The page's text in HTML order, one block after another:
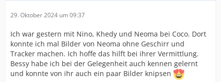
29. Oktober 2024 um 09:37
Ich war gestern mit Nino, Khedy und Neoma bei Coco. Dort
konnte ich mal Bilder von Neoma ohne Geschirr und
Tracker machen. Ich hoffe das hilft bei ihrer Vermittlung.
Bessy habe ich bei der Gelegenheit auch kennen gelernt
und konnte von ihr auch ein paar Bilder knipsen